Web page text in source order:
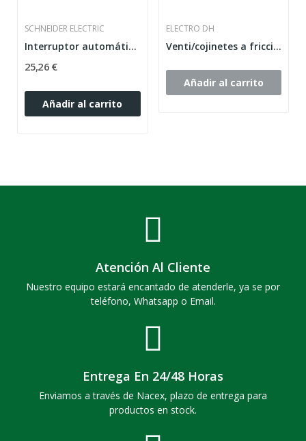
SCHNEIDER ELECTRIC
Interruptor automático en miniatura ACTI 9...
25,26 €
Añadir al carrito
ELECTRO DH
Venti/cojinetes a friccion 80x80x25 24V
Añadir al carrito
Atención Al Cliente
Nuestro equipo estará encantado de atenderle, ya se por
teléfono, Whatsapp o Email.
Entrega En 24/48 Horas
Enviamos a través de Nacex, plazo de entrega para
productos en stock.